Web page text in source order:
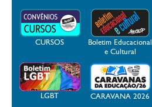
CURSOS
Boletim Educacional
e Cultural
LGBT CARAVANA 2026